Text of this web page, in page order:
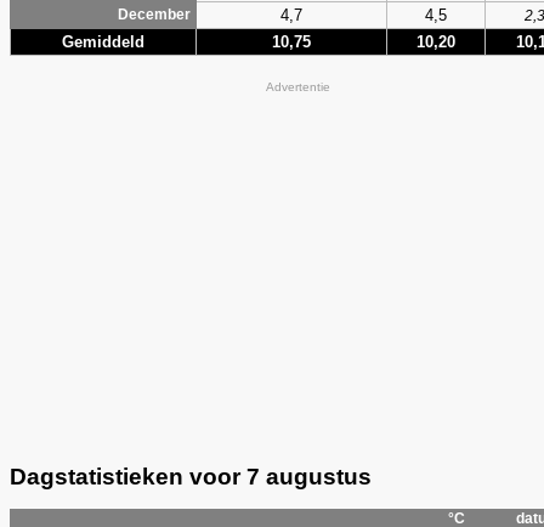
December
4,7 4,5 2,3
Gemiddeld 10,75 10,20
Advertentie
Dagstatistieken voor 7 augustus
°C